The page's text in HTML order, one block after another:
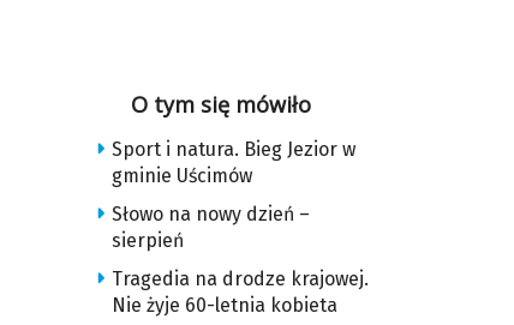
O tym się mówiło
Sport i natura. Bieg Jezior w
gminie Uścimów
Słowo na nowy dzień –
sierpień
Tragedia na drodze krajowej.
Nie żyje 60-letnia kobieta